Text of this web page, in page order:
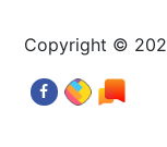
Copyright ©